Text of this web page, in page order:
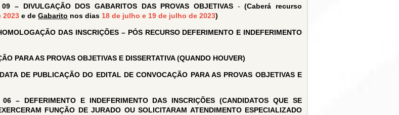
09 – DIVULGAÇÃO DOS GABARITOS DAS PROVAS OBJETIVAS -(Caberá recurso
2023 e de Gabarito nos dias 18 de julho e 19 de julho de 2023)
DAS INSCRIÇÕES – PÓS RECURSO DEFERIMENTO E INDEFERIMENTO
PARA AS PROVAS OBJETIVAS E DISSERTATIVA (QUANDO HOUVER)
DE PUBLICAÇÃO DO EDITAL DE CONVOCAÇÃO PARA AS PROVAS OBJETIVAS E
06 – DEFERIMENTO E INDEFERIMENTO DAS INSCRIÇÕES (CANDIDATOS QUE SE
FUNÇÃO DE JURADO OU SOLICITARAM ATENDIMENTO ESPECIALIZADO